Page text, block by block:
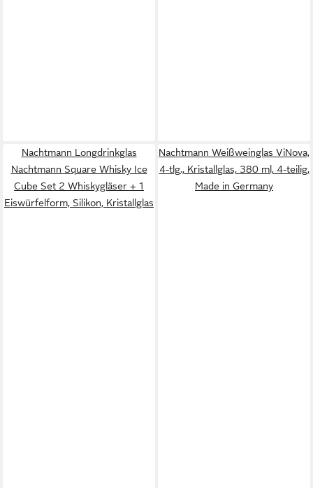
Nachtmann Longdrinkglas
Nachtmann Square Whisky Ice
Cube Set 2 Whiskygläser + 1
Eiswürfelform, Silikon, Kristallglas
Nachtmann Weißweinglas ViNova,
4-tlg., Kristallglas, 380 ml, 4-teilig,
Made in Germany